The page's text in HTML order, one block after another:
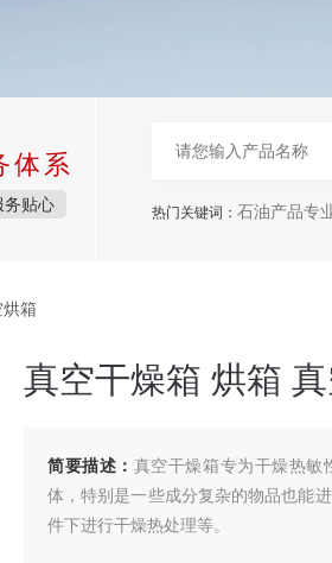
体系
务贴心 热门关键词： 石油产品专
箱
真空干燥箱 烘箱
简要描述： 真空干燥箱专为干燥热敏
体，特别是一些成分复杂的物品也能
件下进行干燥热处理等。